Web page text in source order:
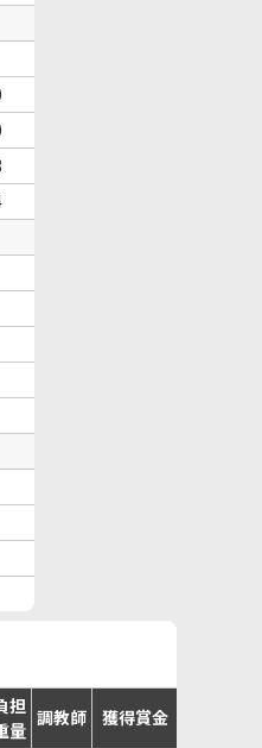
担
量
調教師 獲得賞金